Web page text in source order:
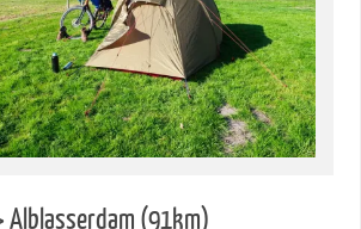
Alblasserdam (91km)